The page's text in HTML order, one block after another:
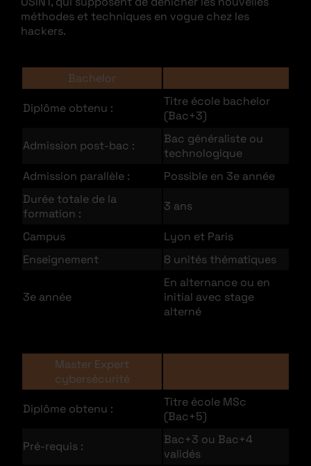
méthodes et techniques en vogue chez les
hackers.
Bachelor
Diplôme obtenu :
Titre école bachelor
(Bac+3)
Admission post-bac :
Bac généraliste ou
technologique
Admission parallèle :
Possible en 3e année
Durée totale de la
formation :
3 ans
Campus
Lyon et Paris
Enseignement
8 unités thématiques
3e année
En alternance ou en
initial avec stage
alterné
Master Expert
cybersécurité
Diplôme obtenu :
Titre école MSc
(Bac+5)
Pré-requis :
Bac+3 ou Bac+4
validés